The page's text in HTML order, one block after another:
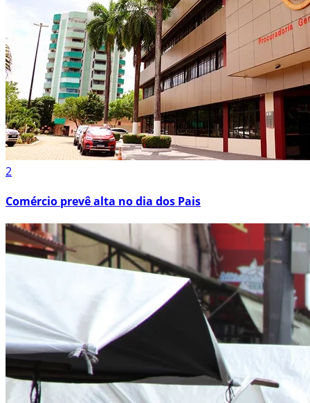
2
Comércio prevê alta no dia dos Pais